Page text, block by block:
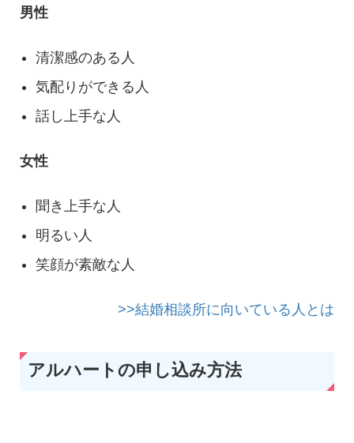
男性
清潔感のある人
気配りができる人
話し上手な人
女性
聞き上手な人
明るい人
笑顔が素敵な人
>>結婚相談所に向いている人とは
アルハートの申し込み方法